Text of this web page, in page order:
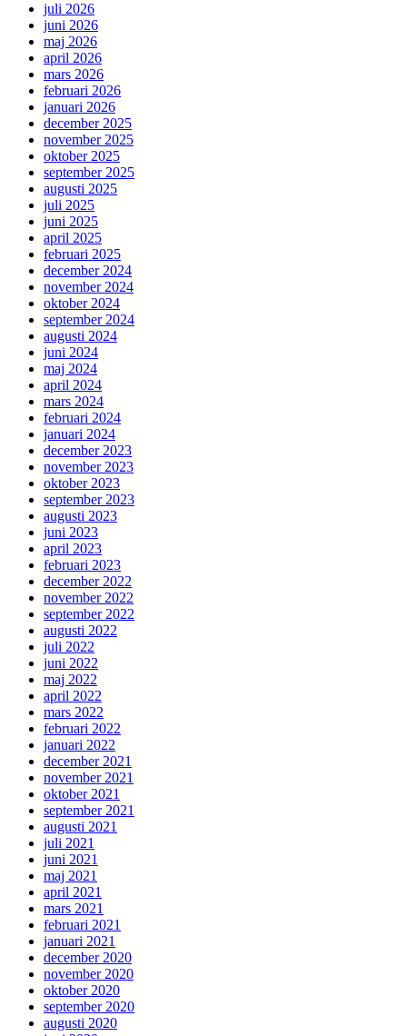
juli 2026
juni 2026
maj 2026
april 2026
mars 2026
februari 2026
januari 2026
december 2025
november 2025
oktober 2025
september 2025
augusti 2025
juli 2025
juni 2025
april 2025
februari 2025
december 2024
november 2024
oktober 2024
september 2024
augusti 2024
juni 2024
maj 2024
april 2024
mars 2024
februari 2024
januari 2024
december 2023
november 2023
oktober 2023
september 2023
augusti 2023
juni 2023
april 2023
februari 2023
december 2022
november 2022
september 2022
augusti 2022
juli 2022
juni 2022
maj 2022
april 2022
mars 2022
februari 2022
januari 2022
december 2021
november 2021
oktober 2021
september 2021
augusti 2021
juli 2021
juni 2021
maj 2021
april 2021
mars 2021
februari 2021
januari 2021
december 2020
november 2020
oktober 2020
september 2020
augusti 2020